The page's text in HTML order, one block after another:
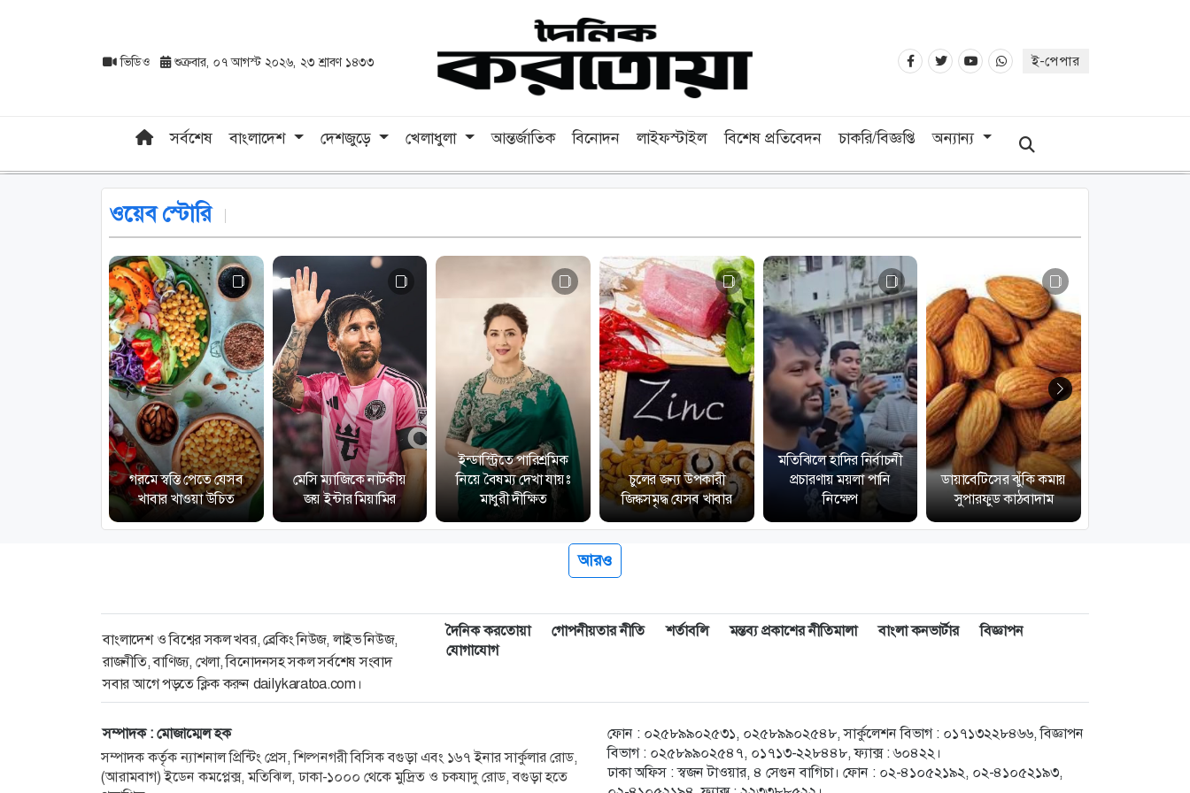
ভিডিও শুক্রবার, ০৭ আগস্ট ২০২৬, ২৩ শ্রাবণ ১৪৩৩ ই-পেপার
সর্বশেষ বাংলাদেশ দেশজুড়ে খেলাধুলা আন্তর্জাতিক বিনোদন লাইফস্টাইল বিশেষ প্রতিবেদন চাকরি/বিজ্ঞপ্তি অন্যান্য
ওয়েব স্টোরি
গরমে স্বস্তি পেতে যেসব
খাবার খাওয়া উচিত
মেসি ম্যাজিকে নাটকীয়
জয় ইন্টার মিয়ামির
ইন্ডাস্ট্রিতে পারিশ্রমিক
নিয়ে বৈষম্য দেখা যায়ঃ
মাধুরী দীক্ষিত
চুলের জন্য উপকারী
জিঙ্কসমৃদ্ধ যেসব খাবার
মতিঝিলে হাদির নির্বাচনী
প্রচারণায় ময়লা পানি
নিক্ষেপ
ডায়াবেটিসের ঝুঁকি কমায়
সুপারফুড কাঠবাদাম
আরও
বাংলাদেশ ও বিশ্বের সকল খবর, ব্রেকিং নিউজ, লাইভ নিউজ,
রাজনীতি, বাণিজ্য, খেলা, বিনোদনসহ সকল সর্বশেষ সংবাদ
সবার আগে পড়তে ক্লিক করুন dailykaratoa.com।
দৈনিক করতোয়া গোপনীয়তার নীতি শর্তাবলি মন্তব্য প্রকাশের নীতিমালা বাংলা কনভার্টার
বিজ্ঞাপন
যোগাযোগ
সম্পাদক : মোজাম্মেল হক
সম্পাদক কর্তৃক ন্যাশনাল প্রিন্টিং প্রেস, শিল্পনগরী বিসিক বগুড়া এবং ১৬৭ ইনার সার্কুলার রোড,
(আরামবাগ) ইডেন কমপ্লেক্স, মতিঝিল, ঢাকা-১০০০ থেকে মুদ্রিত ও চকযাদু রোড, বগুড়া হতে
ফোন : ০২৫৮৯৯০২৫৩১, ০২৫৮৯৯০২৫৪৮, সার্কুলেশন বিভাগ : ০১৭১৩২২৮৪৬৬, বিজ্ঞাপন
বিভাগ : ০২৫৮৯৯০২৫৪৭, ০১৭১৩-২২৮৪৪৮, ফ্যাক্স : ৬০৪২২।
ঢাকা অফিস : স্বজন টাওয়ার, ৪ সেগুন বাগিচা। ফোন : ০২-৪১০৫২১৯২, ০২-৪১০৫২১৯৩,